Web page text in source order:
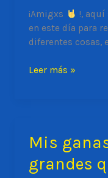
¡Amigxs
!,
en este día para
diferentes cosas,
¡CINE,
Leer más »
Mis
grandes